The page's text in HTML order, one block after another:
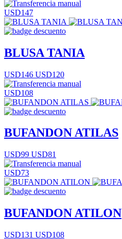
USD147
BLUSA TANIA
USD146 USD120
USD108
BUFANDON ATILAS
USD99 USD81
USD73
BUFANDON ATILON
USD131 USD108